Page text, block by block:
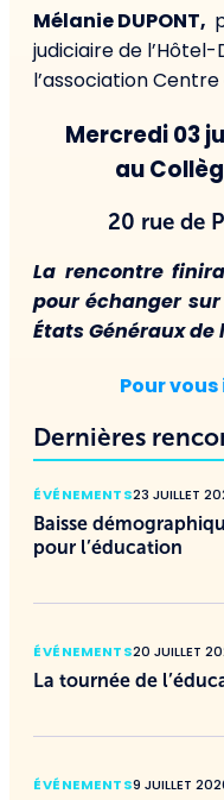
Mélanie DUPONT,
judiciaire de
l’association
Mercredi 03
au
20 rue de
La rencontre
pour échanger
États Généraux de
Pour
Dernières
ÉVÉNEMENTS23 JUILLET
Baisse
pour l’éducation
ÉVÉNEMENTS20 JUILLET
La tournée de
ÉVÉNEMENTS9 JUILLET